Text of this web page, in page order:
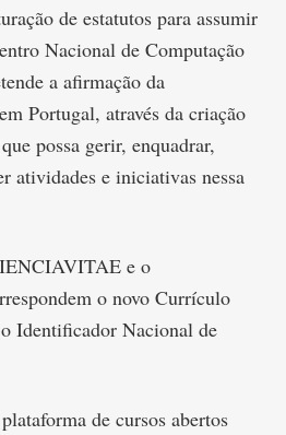
de estatutos para assumir
Nacional de Computação
a afirmação da
Portugal, através da criação
possa gerir, enquadrar,
atividades e iniciativas nessa
e o
o novo Currículo
Identificador Nacional de
de cursos abertos